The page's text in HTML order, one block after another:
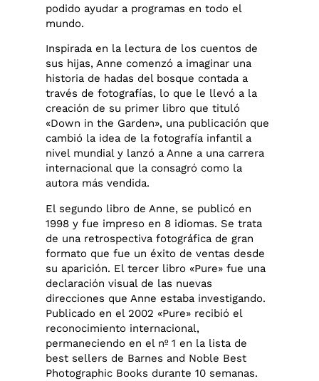
podido ayudar a programas en todo el
mundo.
Inspirada en la lectura de los cuentos de
sus hijas, Anne comenzó a imaginar una
historia de hadas del bosque contada a
través de fotografías, lo que le llevó a la
creación de su primer libro que tituló
«Down in the Garden», una publicación que
cambió la idea de la fotografía infantil a
nivel mundial y lanzó a Anne a una carrera
internacional que la consagró como la
autora más vendida.
El segundo libro de Anne, se publicó en
1998 y fue impreso en 8 idiomas. Se trata
de una retrospectiva fotográfica de gran
formato que fue un éxito de ventas desde
su aparición. El tercer libro «Pure» fue una
declaración visual de las nuevas
direcciones que Anne estaba investigando.
Publicado en el 2002 «Pure» recibió el
reconocimiento internacional,
permaneciendo en el nº 1 en la lista de
best sellers de Barnes and Noble Best
Photographic Books durante 10 semanas.